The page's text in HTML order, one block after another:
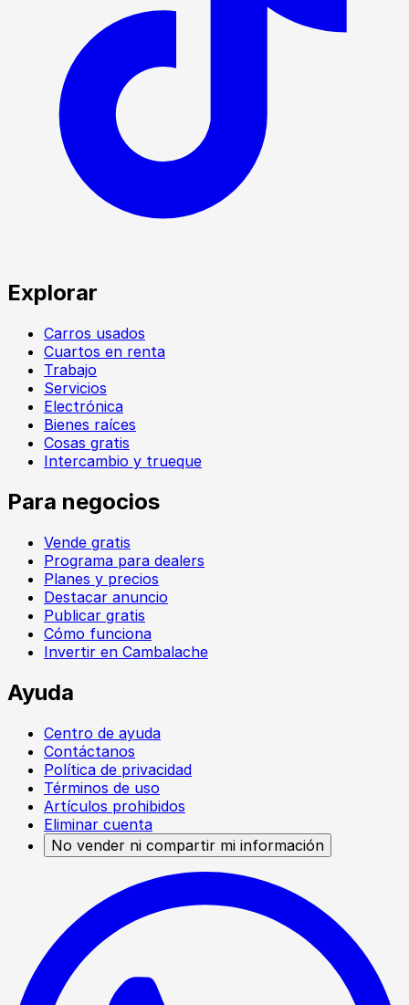
Explorar
Carros usados
Cuartos en renta
Trabajo
Servicios
Electrónica
Bienes raíces
Cosas gratis
Intercambio y trueque
Para negocios
Vende gratis
Programa para dealers
Planes y precios
Destacar anuncio
Publicar gratis
Cómo funciona
Invertir en Cambalache
Ayuda
Centro de ayuda
Contáctanos
Política de privacidad
Términos de uso
Artículos prohibidos
Eliminar cuenta
No vender ni compartir mi información